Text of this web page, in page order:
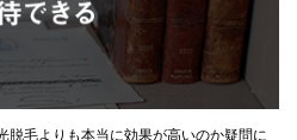
脱毛よりも本当に効果が高いのか疑問に